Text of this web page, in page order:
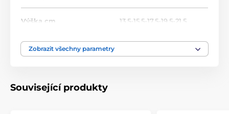
Výška cm 13.5-15.5-17.5-19.5-21.5
Motiv
Zobrazit všechny parametry
Související produkty